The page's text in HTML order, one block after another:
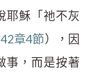
耶穌「祂不灰
章4節），因
事，而是按著